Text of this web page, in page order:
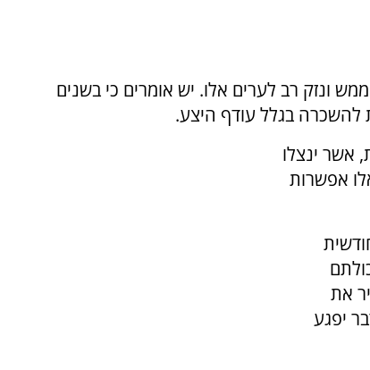
ונזק רב לערים אלו. יש אומרים כי בשנים
להשכרה בגלל עודף היצע.
אשר ינצלו
אפשרות
את
יפגע